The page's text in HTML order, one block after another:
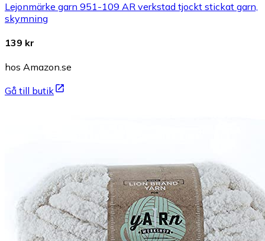
Lejonmärke garn 951-109 AR verkstad tjockt stickat garn,
skymning
139 kr
hos Amazon.se
Gå till butik